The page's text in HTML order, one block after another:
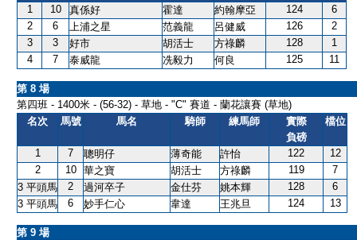
1 10 真係好 霍達 約翰摩亞 124
6
2
6 上浦之星 范義龍 呂健威 126
2
3
3 好市 胡活士 方祿麟 128
1
4
7 泰威龍 冼毅力 何良 125 11
第 8 場
第四班 - 1400米 - (56-32) - 草地 - "C" 賽道 - 蘭花讓賽 (草地)
名次
馬號 馬名 騎師 練馬師
實際
負磅
檔位
1 7 聰明仔 薄奇能 許怡 122
12
2
10 華之寶 胡活士 方祿麟 119
7
3 平頭馬
2 過河卒子 金仕芬 姚本輝 128
6
3 平頭馬
6 妙手仁心 韋達 王兆旦 124 13
第 9 場